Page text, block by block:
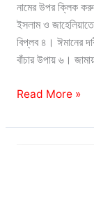
নামের উপর ক্লিক
ইসলাম ও
বিপ্লব ৪। ঈমানের
বাঁচার উপায় ৬।
আব্বাস
খান:
Read More »